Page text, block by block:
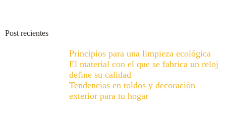
Post recientes
Principios para una limpieza ecológica
El material con el que se fabrica un reloj
define su calidad
Tendencias en toldos y decoración
exterior para tu hogar